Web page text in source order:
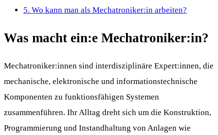
5. Wo kann man als Mechatroniker:in arbeiten?
Was macht ein:e Mechatroniker:in?
Mechatroniker:innen sind interdisziplinäre Expert:innen, die
mechanische, elektronische und informationstechnische
Komponenten zu funktionsfähigen Systemen
zusammenführen. Ihr Alltag dreht sich um die Konstruktion,
Programmierung und Instandhaltung von Anlagen wie